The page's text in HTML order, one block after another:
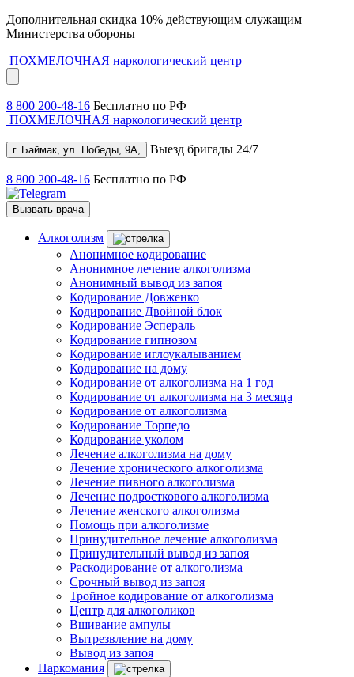
Дополнительная скидка 10% действующим служащим
Министерства обороны
ПОХМЕЛОЧНАЯ наркологический центр
8 800 200-48-16 Бесплатно по РФ
ПОХМЕЛОЧНАЯ наркологический центр
г. Баймак, ул. Победы, 9А, Выезд бригады 24/7
8 800 200-48-16 Бесплатно по РФ
Вызвать врача
Алкоголизм
Анонимное кодирование
Анонимное лечение алкоголизма
Анонимный вывод из запоя
Кодирование Довженко
Кодирование Двойной блок
Кодирование Эспераль
Кодирование гипнозом
Кодирование иглоукалыванием
Кодирование на дому
Кодирование от алкоголизма на 1 год
Кодирование от алкоголизма на 3 месяца
Кодирование от алкоголизма
Кодирование Торпедо
Кодирование уколом
Лечение алкоголизма на дому
Лечение хронического алкоголизма
Лечение пивного алкоголизма
Лечение подросткового алкоголизма
Лечение женского алкоголизма
Помощь при алкоголизме
Принудительное лечение алкоголизма
Принудительный вывод из запоя
Раскодирование от алкоголизма
Срочный вывод из запоя
Тройное кодирование от алкоголизма
Центр для алкоголиков
Вшивание ампулы
Вытрезвление на дому
Вывод из запоя
Наркомания